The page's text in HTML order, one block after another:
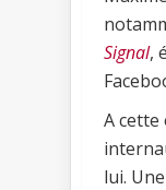
Signal,
A cette
lui.